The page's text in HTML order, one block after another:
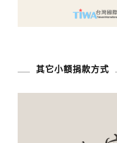
其它小額捐款方式